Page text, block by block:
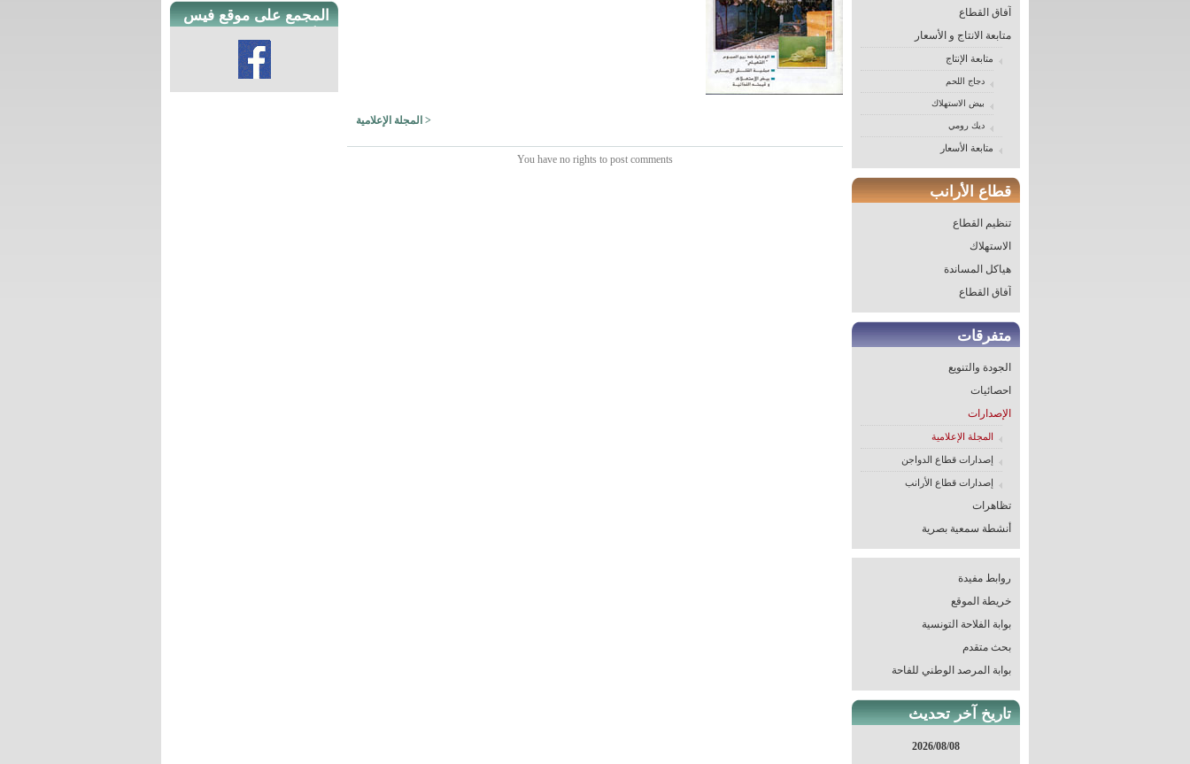
< المجلة الإعلامية
You have no rights to post comments
المجمع على موقع فيس
آفاق القطاع
متابعة الانتاج و الأسعار
متابعة الإنتاج
دجاج اللحم
بيض الاستهلاك
ديك رومي
متابعة الأسعار
قطاع الأرانب
تنظيم القطاع
الاستهلاك
هياكل المساندة
آفاق القطاع
متفرقات
الجودة والتنويع
احصائيات
الإصدارات
المجلة الإعلامية
إصدارات قطاع الدواجن
إصدارات قطاع الأرانب
تظاهرات
أنشطة سمعية بصرية
روابط مفيدة
خريطة الموقع
بوابة الفلاحة التونسية
بحث متقدم
بوابة المرصد الوطني للفاحة
تاريخ آخر تحديث
2026/08/08